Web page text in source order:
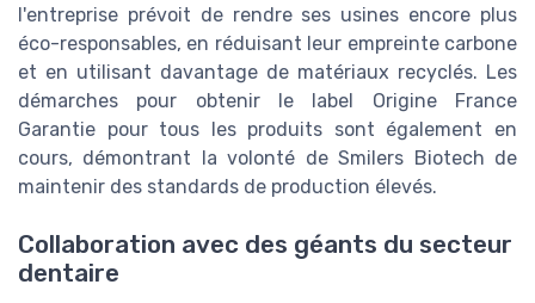
l'entreprise prévoit de rendre ses usines encore plus
éco-responsables, en réduisant leur empreinte carbone
et en utilisant davantage de matériaux recyclés. Les
démarches pour obtenir le label Origine France
Garantie pour tous les produits sont également en
cours, démontrant la volonté de Smilers Biotech de
maintenir des standards de production élevés.
Collaboration avec des géants du secteur
dentaire